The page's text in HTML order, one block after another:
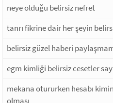
neye olduğu belirsiz nefret
tanrı fikrine dair her şeyin
belirsiz güzel haberi
egm kimliği belirsiz cesetler
mekana otururken hesabı
olması